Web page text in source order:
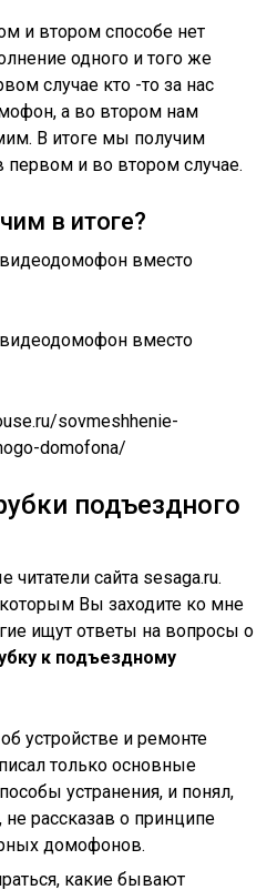
и втором способе нет
одного и того же
случае кто -то за нас
а во втором нам
В итоге мы получим
первом и во втором случае.
в итоге?
sovmeshhenie-
domofona/
подъездного
сайта sesaga.ru.
Вы заходите ко мне
ищут ответы на вопросы о
к подъездному
устройстве и ремонте
только основные
устранения, и понял,
рассказав о принципе
домофонов.
какие бывают